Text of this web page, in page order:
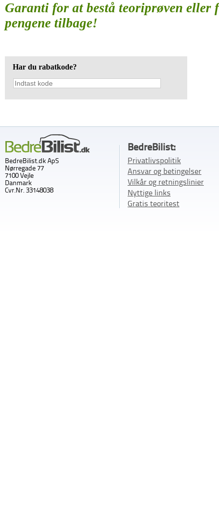
Garanti for at bestå teoriprøven eller
pengene tilbage!
Har du rabatkode?
BedreBilist.dk ApS
Nørregade 77
7100 Vejle
Danmark
Cvr.Nr. 33148038
BedreBilist:
Privatlivspolitik
Ansvar og betingelser
Vilkår og retningslinier
Nyttige links
Gratis teoritest